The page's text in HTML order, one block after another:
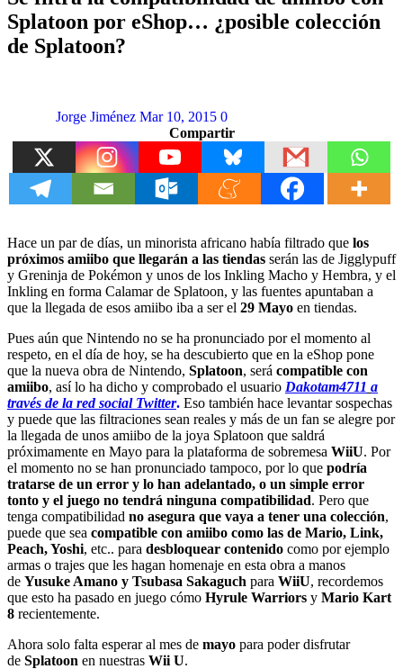
Splatoon por eShop… ¿posible colección
de Splatoon?
Jorge Jiménez Mar 10, 2015 0
Compartir
Hace un par de días, un minorista africano había filtrado que los
próximos amiibo que llegarán a las tiendas serán las de Jigglypuff
y Greninja de Pokémon y unos de los Inkling Macho y Hembra, y el
Inkling en forma Calamar de Splatoon, y las fuentes apuntaban a
que la llegada de esos amiibo iba a ser el 29 Mayo en tiendas.
Pues aún que Nintendo no se ha pronunciado por el momento al
respeto, en el día de hoy, se ha descubierto que en la eShop pone
que la nueva obra de Nintendo, Splatoon, será compatible con
amiibo, así lo ha dicho y comprobado el usuario Dakotam4711 a
través de la red social Twitter. Eso también hace levantar sospechas
y puede que las filtraciones sean reales y más de un fan se alegre por
la llegada de unos amiibo de la joya Splatoon que saldrá
próximamente en Mayo para la plataforma de sobremesa WiiU. Por
el momento no se han pronunciado tampoco, por lo que podría
tratarse de un error y lo han adelantado, o un simple error
tonto y el juego no tendrá ninguna compatibilidad. Pero que
tenga compatibilidad no asegura que vaya a tener una colección,
puede que sea compatible con amiibo como las de Mario, Link,
Peach, Yoshi, etc.. para desbloquear contenido como por ejemplo
armas o trajes que les hagan homenaje en esta obra a manos
de Yusuke Amano y Tsubasa Sakaguch para WiiU, recordemos
que esto ha pasado en juego cómo Hyrule Warriors y Mario Kart
8 recientemente.
Ahora solo falta esperar al mes de mayo para poder disfrutar
de Splatoon en nuestras Wii U.